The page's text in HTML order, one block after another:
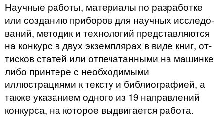
Научные работы, материалы по разработке
или созданию приборов для научных исследо­
ваний, методик и технологий представляются
на конкурс в двух экземплярах в виде книг, от­
тисков статей или отпечатанными на машинке
либо принтере с необходимыми
иллюстрациями к тексту и библиографией, а
также указанием одного из 19 направлений
конкурса, на которое выдвигается работа.